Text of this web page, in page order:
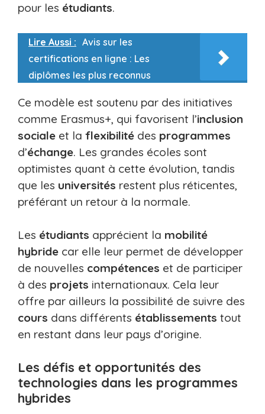
pour les étudiants.
Lire Aussi : Avis sur les
certifications en ligne : Les
diplômes les plus reconnus
Ce modèle est soutenu par des initiatives
comme Erasmus+, qui favorisent l’inclusion
sociale et la flexibilité des programmes
d’échange. Les grandes écoles sont
optimistes quant à cette évolution, tandis
que les universités restent plus réticentes,
préférant un retour à la normale.
Les étudiants apprécient la mobilité
hybride car elle leur permet de développer
de nouvelles compétences et de participer
à des projets internationaux. Cela leur
offre par ailleurs la possibilité de suivre des
cours dans différents établissements tout
en restant dans leur pays d’origine.
Les défis et opportunités des
technologies dans les programmes
hybrides